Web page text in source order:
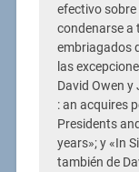
efectivo
condenarse a
embriagados
las
David Owen
: an acquires
Presidents
years»; y «In
también de